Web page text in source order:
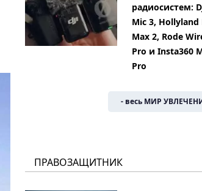
радиосистем:
Mic 3, Hollyland
Max 2, Rode
Pro и Insta360
Pro
- весь МИР
ПРАВОЗАЩИТНИК